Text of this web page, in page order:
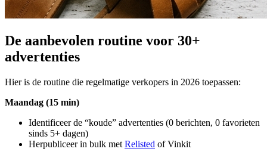
De aanbevolen routine voor 30+
advertenties
Hier is de routine die regelmatige verkopers in 2026 toepassen:
Maandag (15 min)
Identificeer de “koude” advertenties (0 berichten, 0 favorieten
sinds 5+ dagen)
Herpubliceer in bulk met Relisted of Vinkit